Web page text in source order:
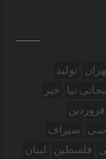
تولید
نیا
خبر
سیراف
فلسطین
لبنان